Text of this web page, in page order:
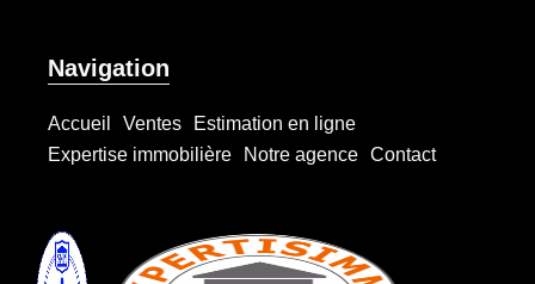
Navigation
Accueil Ventes
Estimation en ligne
Expertise immobilière
Notre agence Contact